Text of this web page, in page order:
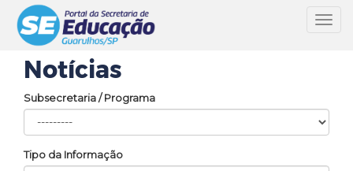
Notícias
Subsecretaria / Programa
Tipo da Informação